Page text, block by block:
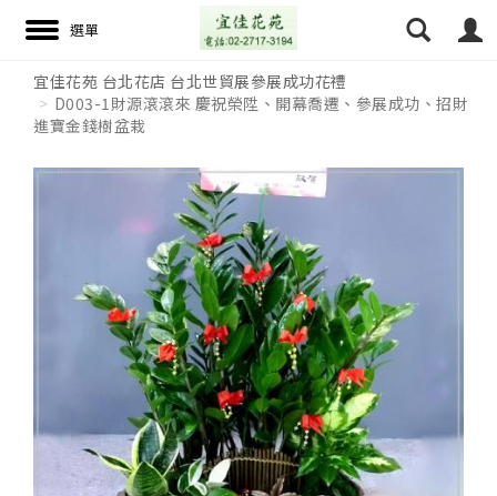
宜佳花苑 台北花店 台北世貿展參展成功花禮
D003-1財源滾滾來 慶祝榮陞、開幕喬遷、參展成功、招財
進寶金錢樹盆栽